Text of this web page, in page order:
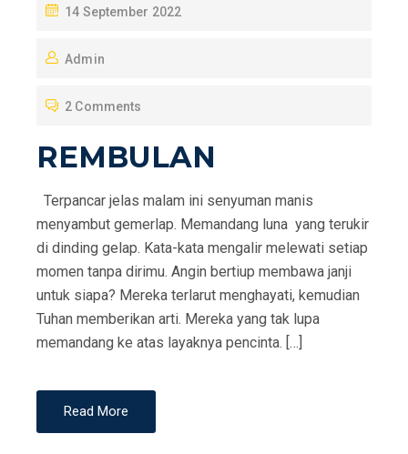
P
S
E
O
14 September 2022
Admin
2 Comments
REMBULAN
Terpancar jelas malam ini senyuman manis
menyambut gemerlap. Memandang luna yang terukir
di dinding gelap. Kata-kata mengalir melewati setiap
momen tanpa dirimu. Angin bertiup membawa janji
untuk siapa? Mereka terlarut menghayati, kemudian
Tuhan memberikan arti. Mereka yang tak lupa
memandang ke atas layaknya pencinta. […]
Read More